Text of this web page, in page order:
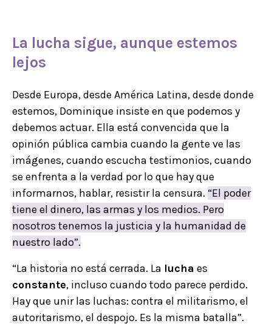
La lucha sigue, aunque estemos
lejos
Desde Europa, desde América Latina, desde donde
estemos, Dominique insiste en que podemos y
debemos actuar. Ella está convencida que la
opinión pública cambia cuando la gente ve las
imágenes, cuando escucha testimonios, cuando
se enfrenta a la verdad por lo que hay que
informarnos, hablar, resistir la censura. “El poder
tiene el dinero, las armas y los medios. Pero
nosotros tenemos la justicia y la humanidad de
nuestro lado”.
“La historia no está cerrada. La lucha es
constante, incluso cuando todo parece perdido.
Hay que unir las luchas: contra el militarismo, el
autoritarismo, el despojo. Es la misma batalla”.